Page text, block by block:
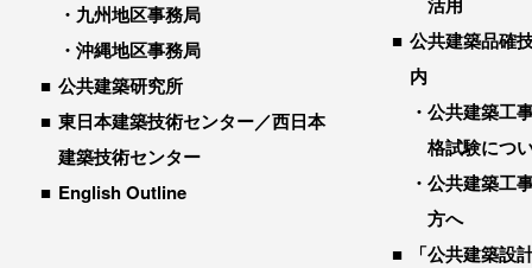
九州地区事務局
沖縄地区事務局
公共建築研究所
東日本建築技術センター／西日本
建築技術センター
English Outline
公共建築品確
内
公共建築工
格試験につ
公共建築工
方へ
「公共建築設